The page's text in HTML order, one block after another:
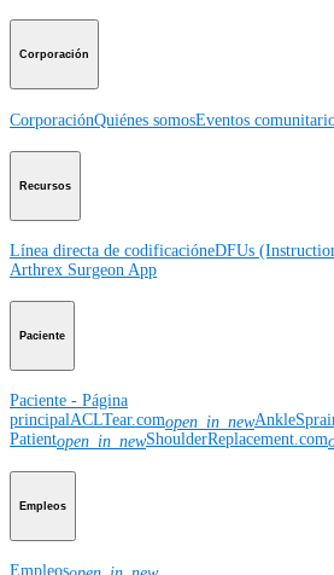
Corporación
CorporaciónQuiénes somosEventos
Recursos
Línea directa de codificacióneDFUs
Arthrex Surgeon App
Paciente
Paciente - Página
principalACLTear.comopen_in_new
Patientopen_in_newShoulderReplacement.com
Empleos
Empleos